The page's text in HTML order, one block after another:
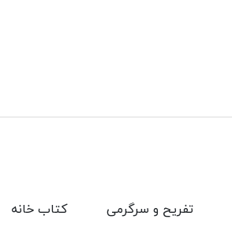
کتاب خانه تفریح و سرگرمی